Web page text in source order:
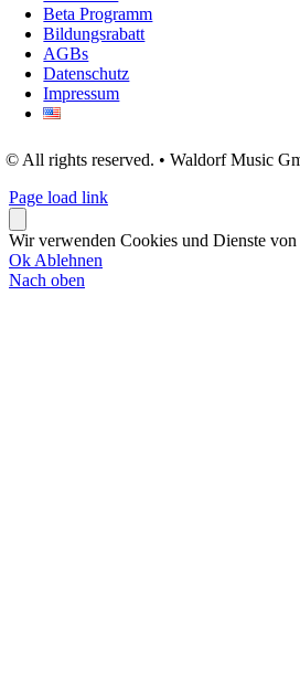
Beta Programm
Bildungsrabatt
AGBs
Datenschutz
Impressum
© All rights reserved. • Waldorf Music
Page load link
Wir verwenden Cookies und Dienste
Ok Ablehnen
Nach oben